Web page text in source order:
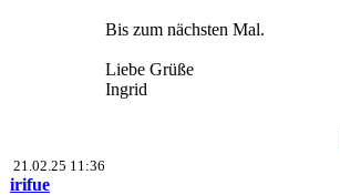
Bis zum nächsten Mal.
Liebe Grüße
Ingrid
21.02.25 11:36
irifue